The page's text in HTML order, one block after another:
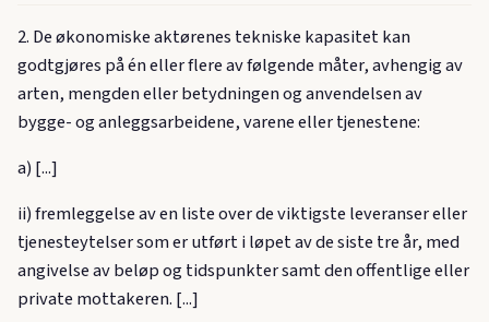
2. De økonomiske aktørenes tekniske kapasitet kan
godtgjøres på én eller flere av følgende måter, avhengig av
arten, mengden eller betydningen og anvendelsen av
bygge- og anleggsarbeidene, varene eller tjenestene:
a) [...]
ii) fremleggelse av en liste over de viktigste leveranser eller
tjenesteytelser som er utført i løpet av de siste tre år, med
angivelse av beløp og tidspunkter samt den offentlige eller
private mottakeren. [...]